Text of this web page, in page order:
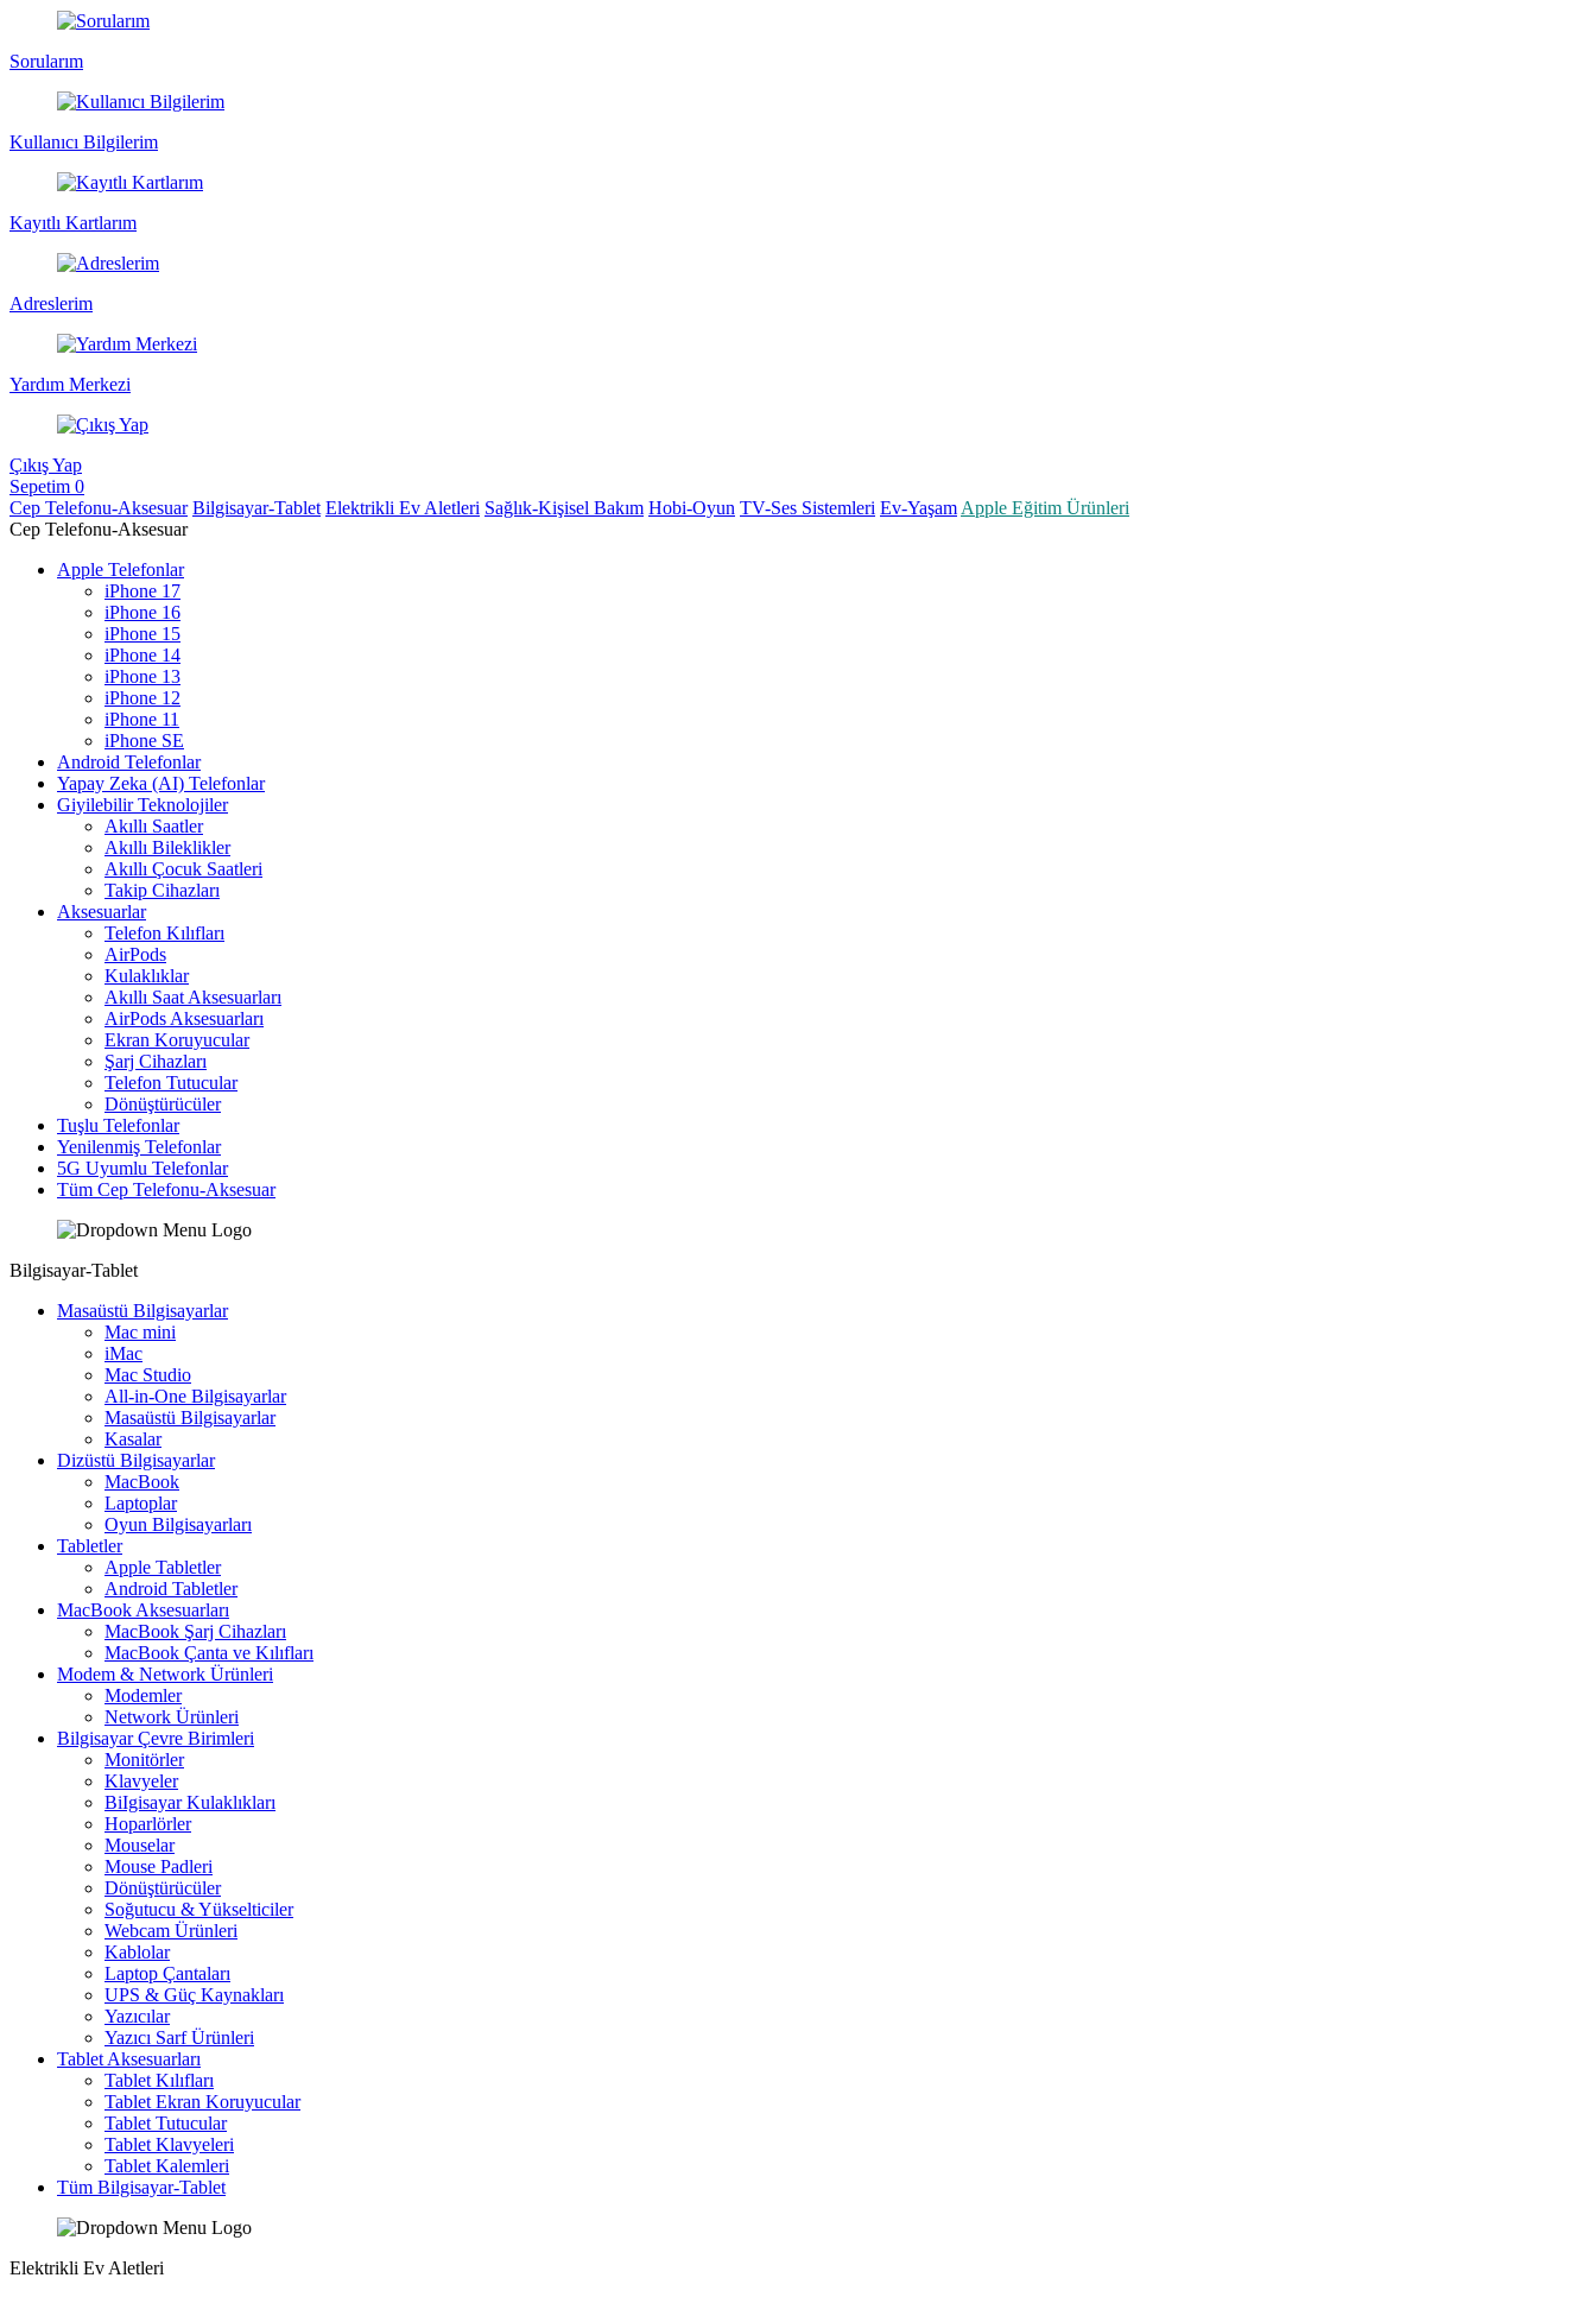
Sorularım
Kullanıcı Bilgilerim
Kayıtlı Kartlarım
Adreslerim
Yardım Merkezi
Çıkış Yap
Sepetim 0
Cep Telefonu-Aksesuar Bilgisayar-Tablet Elektrikli Ev Aletleri Sağlık-Kişisel Bakım Hobi-Oyun TV-Ses Sistemleri Ev-Yaşam Apple Eğitim Ürünleri
Cep Telefonu-Aksesuar
Apple Telefonlar
iPhone 17
iPhone 16
iPhone 15
iPhone 14
iPhone 13
iPhone 12
iPhone 11
iPhone SE
Android Telefonlar
Yapay Zeka (AI) Telefonlar
Giyilebilir Teknolojiler
Akıllı Saatler
Akıllı Bileklikler
Akıllı Çocuk Saatleri
Takip Cihazları
Aksesuarlar
Telefon Kılıfları
AirPods
Kulaklıklar
Akıllı Saat Aksesuarları
AirPods Aksesuarları
Ekran Koruyucular
Şarj Cihazları
Telefon Tutucular
Dönüştürücüler
Tuşlu Telefonlar
Yenilenmiş Telefonlar
5G Uyumlu Telefonlar
Tüm Cep Telefonu-Aksesuar
Bilgisayar-Tablet
Masaüstü Bilgisayarlar
Mac mini
iMac
Mac Studio
All-in-One Bilgisayarlar
Masaüstü Bilgisayarlar
Kasalar
Dizüstü Bilgisayarlar
MacBook
Laptoplar
Oyun Bilgisayarları
Tabletler
Apple Tabletler
Android Tabletler
MacBook Aksesuarları
MacBook Şarj Cihazları
MacBook Çanta ve Kılıfları
Modem & Network Ürünleri
Modemler
Network Ürünleri
Bilgisayar Çevre Birimleri
Monitörler
Klavyeler
BiIgisayar Kulaklıkları
Hoparlörler
Mouselar
Mouse Padleri
Dönüştürücüler
Soğutucu & Yükselticiler
Webcam Ürünleri
Kablolar
Laptop Çantaları
UPS & Güç Kaynakları
Yazıcılar
Yazıcı Sarf Ürünleri
Tablet Aksesuarları
Tablet Kılıfları
Tablet Ekran Koruyucular
Tablet Tutucular
Tablet Klavyeleri
Tablet Kalemleri
Tüm Bilgisayar-Tablet
Elektrikli Ev Aletleri